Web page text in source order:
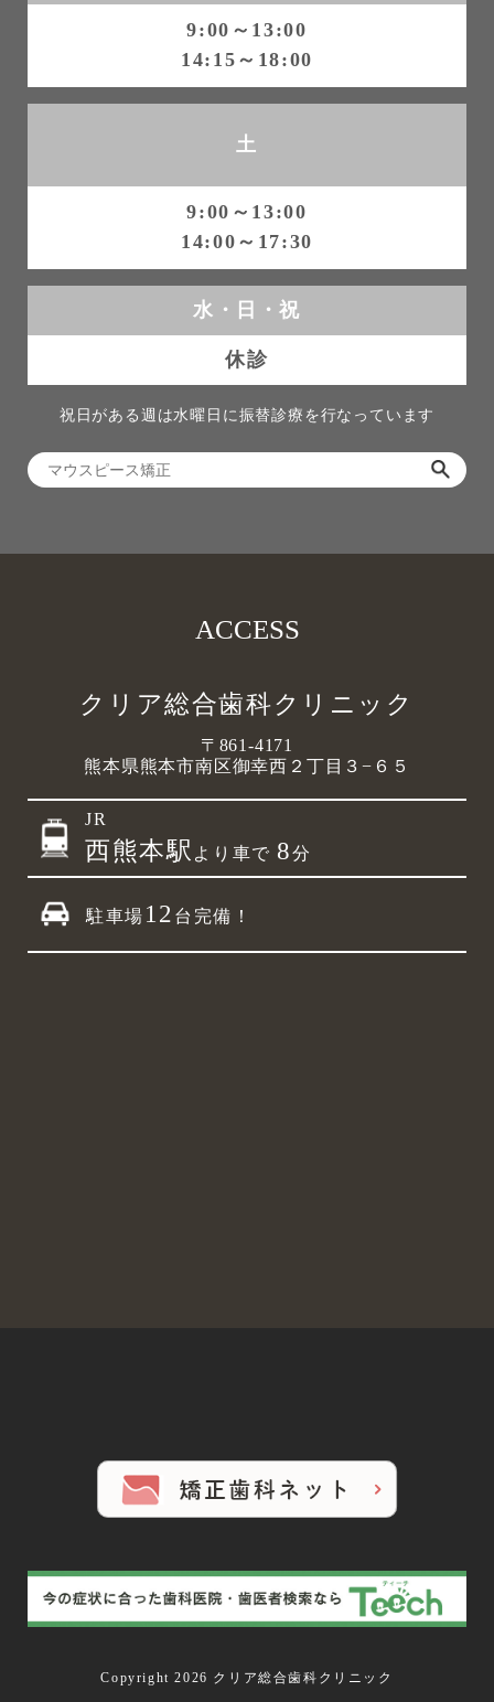
9:00～13:00
14:15～18:00
土
9:00～13:00
14:00～17:30
水・日・祝
休診
祝日がある週は水曜日に振替診療を行なっています
ACCESS
クリア総合歯科クリニック
〒861-4171
熊本県熊本市南区御幸西２丁目３−６５
JR
西熊本駅 より車で 8分
駐車場 12 台完備！
Copyright 2026 クリア総合歯科クリニック